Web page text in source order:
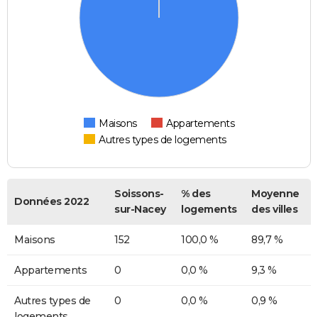
Maisons
Appartements
Autres types de logements
Données 2022
Soissons-
sur-Nacey
% des
logements
Moyenne
des villes
Maisons 152 100,0 % 89,7 %
Appartements 0 0,0 % 9,3 %
Autres types de
0 0,0 % 0,9 %